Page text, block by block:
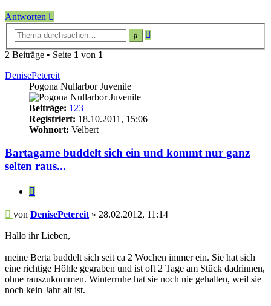
Antworten
SucheErweiterte
Suche
2 Beiträge • Seite 1 von 1
DenisePetereit
Pogona Nullarbor Juvenile
Beiträge: 123
Registriert: 18.10.2011, 15:06
Wohnort: Velbert
Bartagame buddelt sich ein und kommt nur ganz
selten raus...
Zitieren
Beitrag
von DenisePetereit » 28.02.2012, 11:14
Hallo ihr Lieben,
meine Berta buddelt sich seit ca 2 Wochen immer ein. Sie hat sich
eine richtige Höhle gegraben und ist oft 2 Tage am Stück dadrinnen,
ohne rauszukommen. Winterruhe hat sie noch nie gehalten, weil sie
noch kein Jahr alt ist.